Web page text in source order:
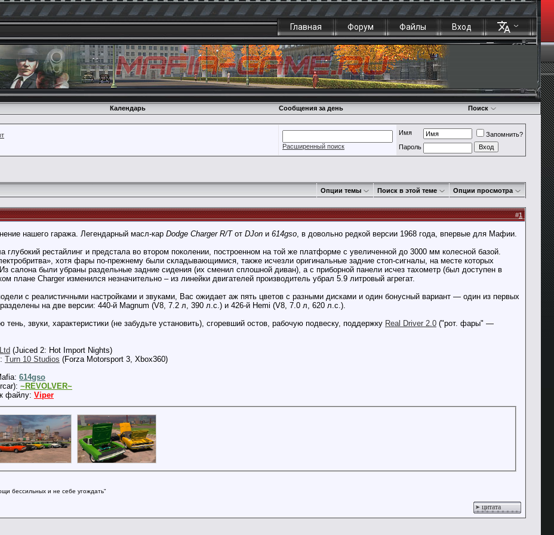
Главная Форум Файлы Вход
Календарь Сообщения за день Поиск
Расширенный поиск
Имя
Запомнить?
Пароль
Опции темы Поиск в этой теме Опции просмотра
#1
нашего гаража. Легендарный масл-кар Dodge Charger R/Tот DJon и 614gso, в довольно редкой версии 1968 года, впервые для Мафии.
глубокий рестайлинг и предстала во втором поколении, построенном на той же платформе с увеличенной до 3000 мм колесной базой.
хотя фары по-прежнему были складывающимися, также исчезли оригинальные задние стоп-сигналы, на месте которых
салона были убраны раздельные задние сидения (их сменил сплошной диван), а с приборной панели исчез тахометр (был доступен в
плане Charger изменился незначительно – из линейки двигателей производитель убрал 5.9 литровый агрегат.
с реалистичными настройками и звуками, Вас ожидает аж пять цветов с разными дисками и один бонусный вариант — один из первых
на две версии: 440-й Magnum (V8, 7.2 л, 390 л.с.) и 426-й Hemi (V8, 7.0 л, 620 л.с.).
звуки, характеристики (не забудьте установить), сгоревший остов, рабочую подвеску, поддержку Real Driver 2.0 ("рот. фары" —
(Juiced 2: Hot Import Nights)
Turn 10 Studios (Forza Motorsport 3, Xbox360)
614gso
~REVOLVER~
файлу: Viper
бессильных и не себе угождать"
цитата